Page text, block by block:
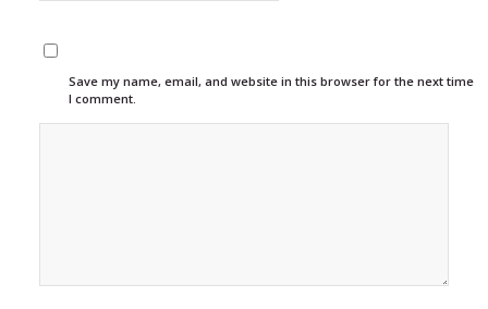
Save my name, email, and website in this browser for the next time
I comment.